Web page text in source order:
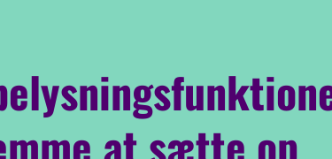
at sætte op